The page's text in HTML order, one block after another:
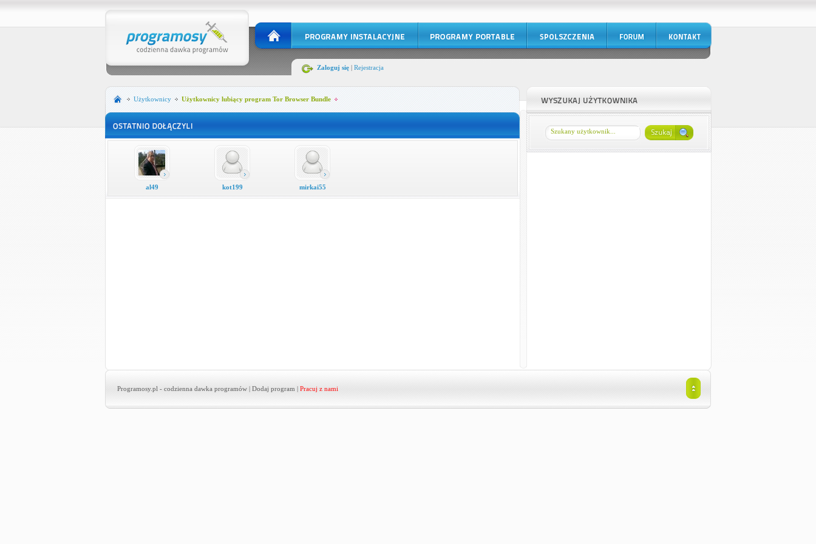
Zaloguj się| Rejestracja
Użytkownicy Użytkownicy lubiący program Tor Browser Bundle
al49 kot199 mirkai55
Programosy.pl - codzienna dawka programów | Dodaj program | Pracuj z nami